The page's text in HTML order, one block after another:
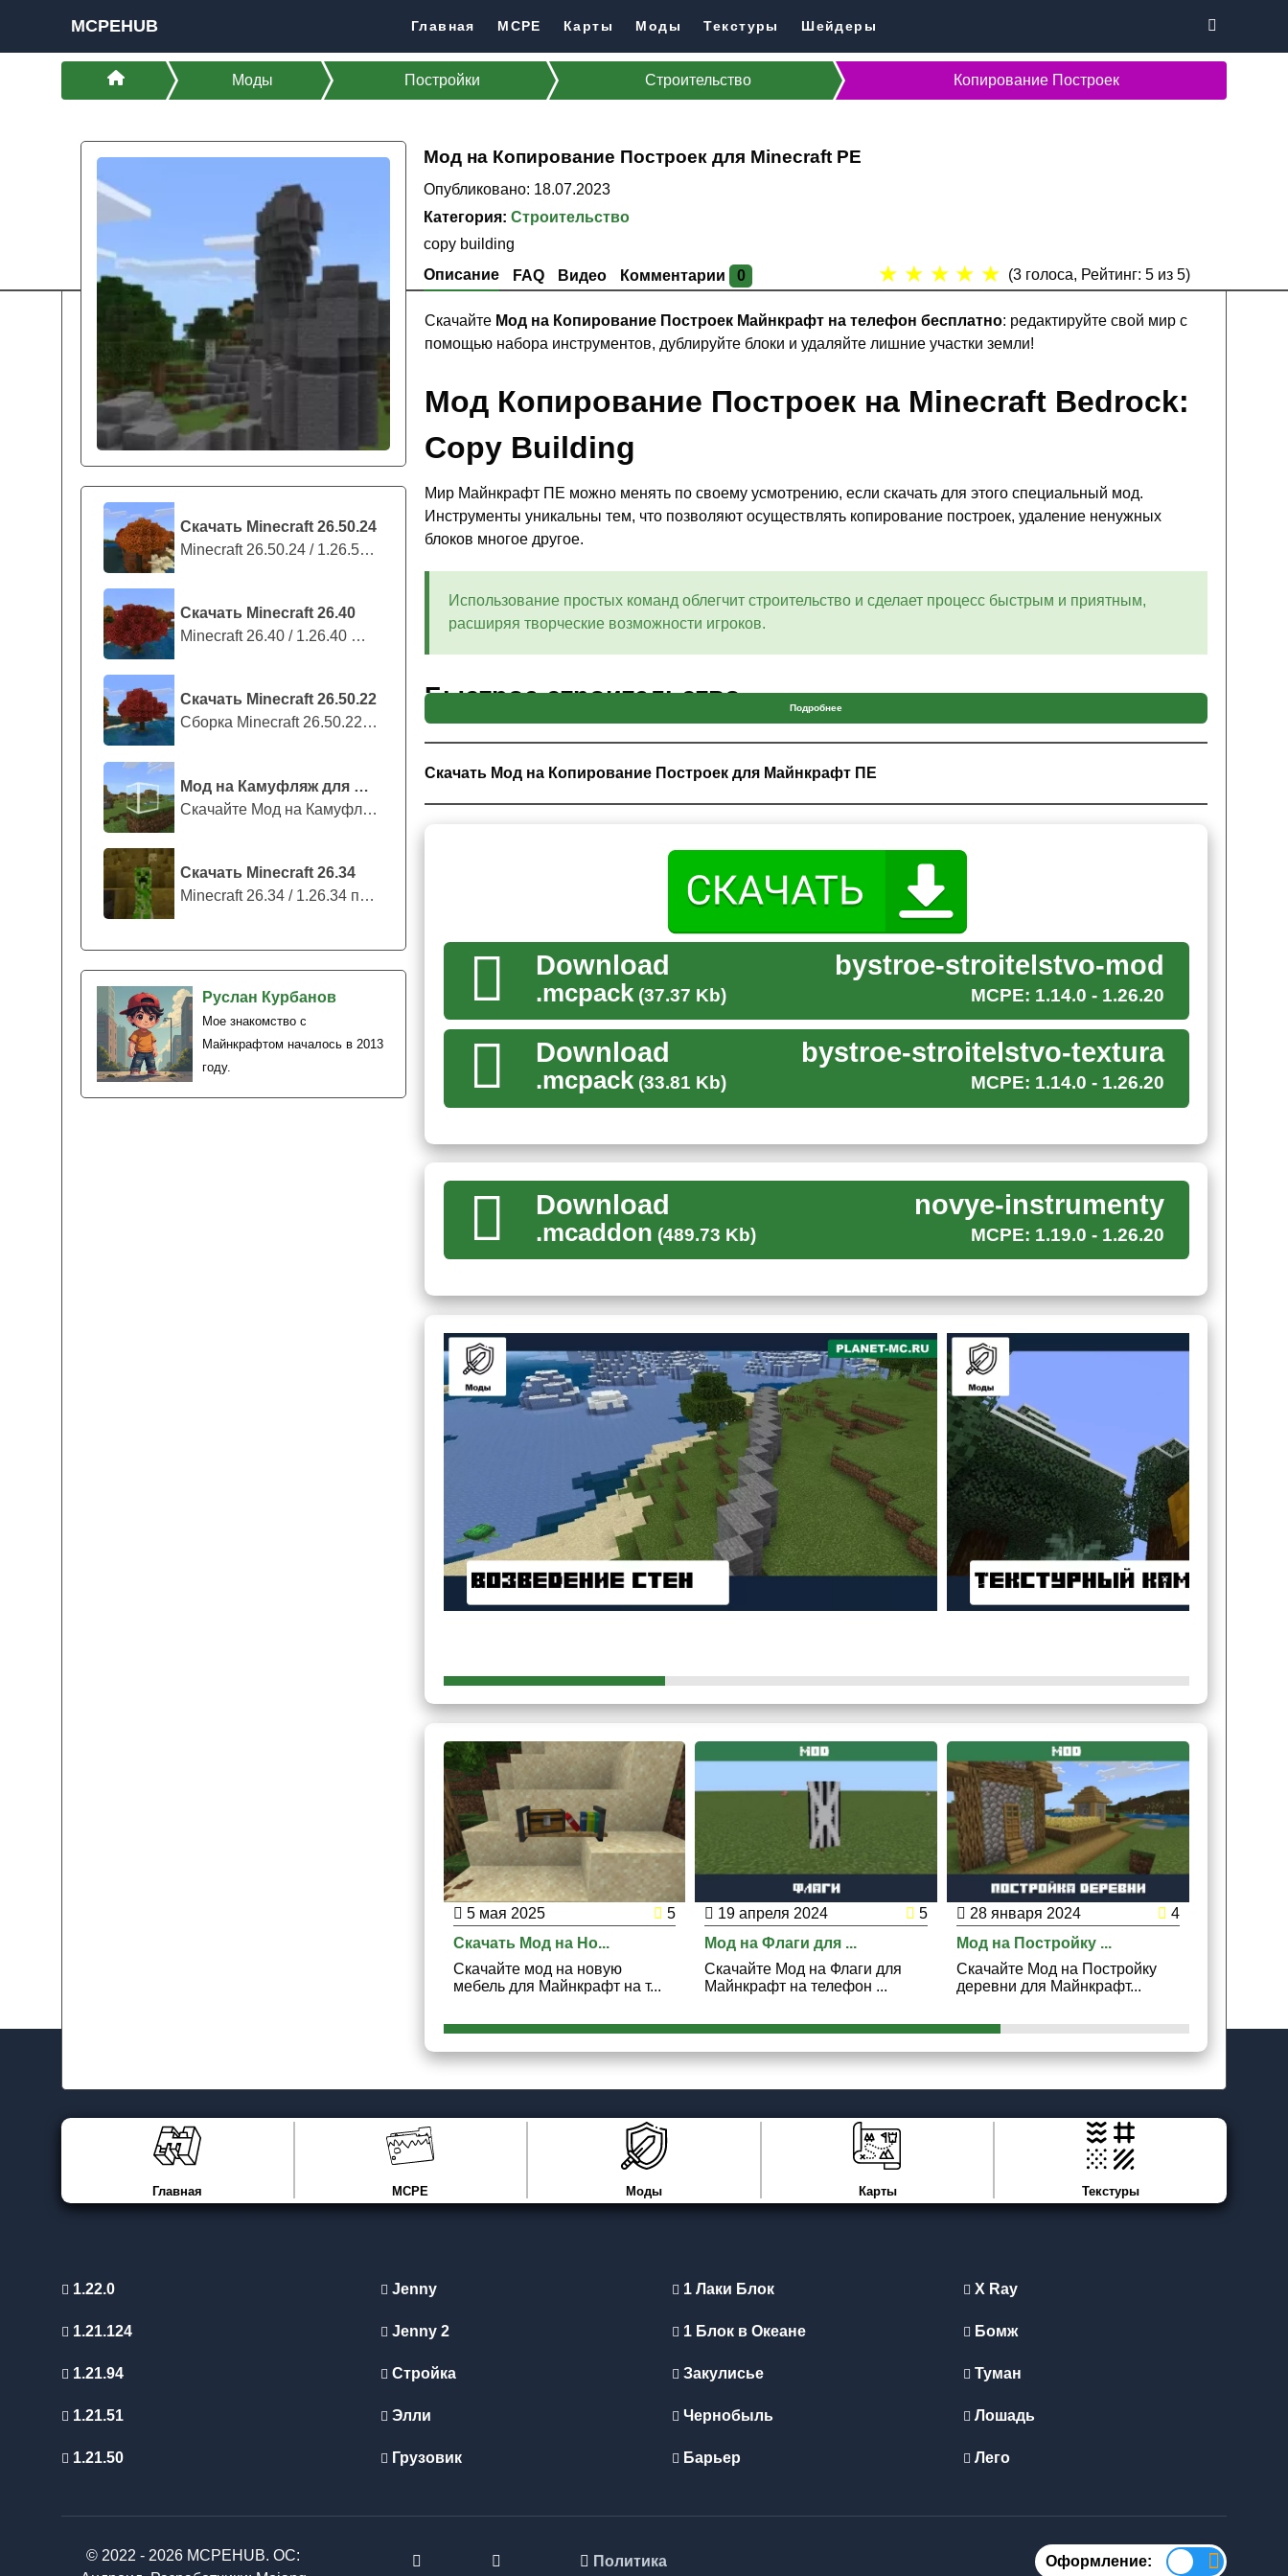
MCPEHUB Главная MCPE Карты Моды Текстуры Шейдеры
Моды Постройки Строительство Копирование Построек
Мод на Копирование Построек для Minecraft PE
Опубликовано: 18.07.2023
Категория:Строительство
copy building
Описание
FAQ Видео Комментарии 0 ★ ★ ★ ★ ★ (3голоса, Рейтинг: 5из 5)
Скачать Minecraft 26.50.24
Minecraft 26.50.24 / 1.26.50.24 предс...
Скачать Minecraft 26.40
Minecraft 26.40 / 1.26.40 — стабильны...
Скачать Minecraft 26.50.22
Сборка Minecraft 26.50.22 / 1.26.50.2...
Мод на Камуфляж для Майнкрафт ПЕ
Скачайте Мод на Камуфляж на Майнкрафт...
Скачать Minecraft 26.34
Minecraft 26.34 / 1.26.34 представляе...
Руслан Курбанов
Мое знакомство с
Майнкрафтом началось в 2013
году.
Скачайте Мод на Копирование Построек Майнкрафт на телефон бесплатно: редактируйте свой мир с
помощью набора инструментов, дублируйте блоки и удаляйте лишние участки земли!
Мод Копирование Построек на Minecraft Bedrock:
Copy Building
Мир Майнкрафт ПЕ можно менять по своему усмотрению, если скачать для этого специальный мод.
Инструменты уникальны тем, что позволяют осуществлять копирование построек, удаление ненужных
блоков многое другое.
Использование простых команд облегчит строительство и сделает процесс быстрым и приятным,
расширяя творческие возможности игроков.
Быстрое строительство
Для тех, кто мечтал добавлять и удалять блоки без лишних временных затрат, разработчики создали этот
очистку территории от лишних материалов, возведение стен и некоторые другие функции.
Чтобы быстро размножить нужные блоки, игрок также может воспользоваться командами.
Дополнительные возможности
Мод позволяет не только производить копирование построек в Майнкрафт ПЕ, но и замену выбранных
блоков. Например, можно превратить траву в песок
или снег. Также пользователи легко могут возводить
стены, ограждая пространство в нужных местах.
Новые инструменты
Игрокам Minecraft PE предоставляется сундук с тремя необычными предметами. Получение сундука
происходит через команду
/function setup
Подробнее
Скачать Мод на Копирование Построек для Майнкрафт ПЕ
Download
.mcpack(37.37 Kb)
bystroe-stroitelstvo-mod
MCPE: 1.14.0 - 1.26.20
Download
.mcpack(33.81 Kb)
bystroe-stroitelstvo-textura
MCPE: 1.14.0 - 1.26.20
Download
.mcaddon (489.73 Kb)
novye-instrumenty
MCPE: 1.19.0 - 1.26.20
5 мая 2025
5
Скачать Мод на Но...
Скачайте мод на новую
мебель для Майнкрафт на т...
19 апреля 2024
5
Мод на Флаги для ...
Скачайте Мод на Флаги для
Майнкрафт на телефон ...
28 января 2024
4
Мод на Постройку ...
Скачайте Мод на Постройку
деревни для Майнкрафт...
Главная MCPE Моды Карты Текстуры
1.22.0
1.21.124
1.21.94
1.21.51
1.21.50
Jenny
Jenny 2
Стройка
Элли
Грузовик
1 Лаки Блок
1 Блок в Океане
Закулисье
Чернобыль
Барьер
X Ray
Бомж
Туман
Лошадь
Лего
© 2022 - 2026 MCPEHUB. ОС:
Политика Оформление: